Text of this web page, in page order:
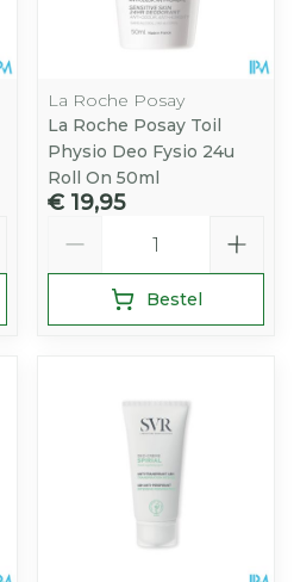
La Roche Posay
La Roche Posay Toil
Physio Deo Fysio 24u
Roll On 50ml
€ 19,95
Bestel